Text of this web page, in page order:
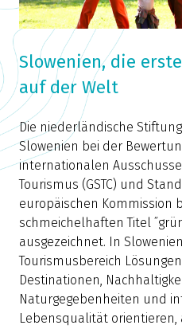
Slowenien, die
auf der Welt
Die niederländische
Slowenien bei der
internationalen
Tourismus (GSTC) und
europäischen Kommission
schmeichelhaften Titel
ausgezeichnet. In
Tourismusbereich
Destinationen,
Naturgegebenheiten und
Lebensqualität orientieren,